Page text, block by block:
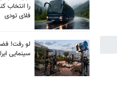
را انتخاب
فلای تودی
لو رفت!
سینمایی